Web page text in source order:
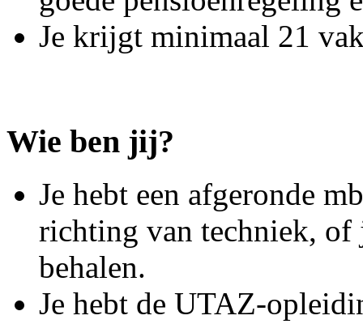
Je krijgt minimaal 21
Wie ben jij?
Je hebt een afgeronde
richting van techniek, of
behalen.
Je hebt de UTAZ-